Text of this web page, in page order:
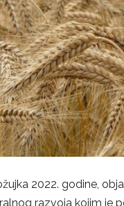
2022. godine,
razvoja kojim je